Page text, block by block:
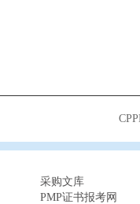
采购文库
PMP证书报考网